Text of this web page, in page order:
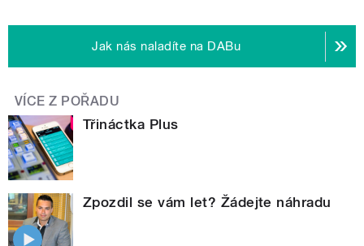
Jak nás naladíte na DABu
VÍCE Z POŘADU
Třináctka Plus
Zpozdil se vám let? Žádejte náhradu